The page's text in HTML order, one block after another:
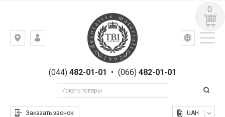
Киев,
Гоголевская,(044)482-01-01 • (066) 482-01-01
Заказать звонок
УКР РУС
UAH
0